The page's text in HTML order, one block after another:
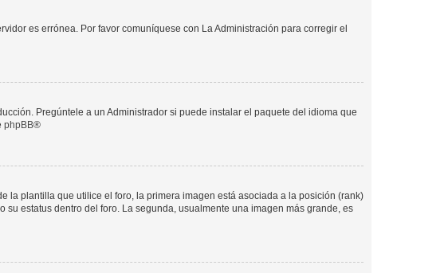
es errónea. Por favor comuníquese con La Administración para corregir el
Pregúntele a un Administrador si puede instalar el paquete del idioma que
phpBB®
la plantilla que utilice el foro, la primera imagen está asociada a la posición (rank)
estatus dentro del foro. La segunda, usualmente una imagen más grande, es